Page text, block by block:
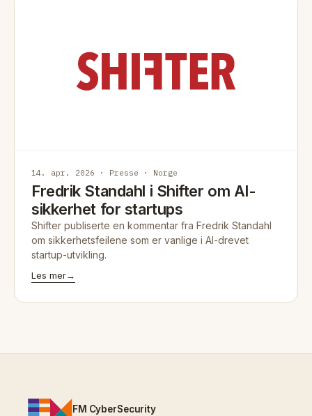
14. apr. 2026 · Presse · Norge
Fredrik Standahl i Shifter om AI-
sikkerhet for startups
Shifter publiserte en kommentar fra Fredrik Standahl
om sikkerhetsfeilene som er vanlige i AI-drevet
startup-utvikling.
Les mer→
FM CyberSecurity